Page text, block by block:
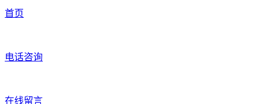
首页
电话咨询
在线留言